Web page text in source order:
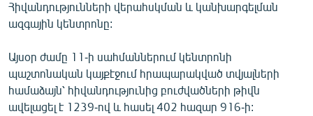
ՁԳՏԵԼՈՎ ԼԱՎԱԳՈՒՅՆԻՆ
Հայերեն
English
Հիվանդությունների վերահսկման և կանխարգելման
ազգային կենտրոնը:
Այսօր ժամը 11-ի սահմաններում կենտրոնի
պաշտոնական կայքէջում հրապարակված տվյալների
համաձայն՝ հիվանդությունից բուժվածների թիվն
ավելացել է 1239-ով և հասել 402 հազար 916-ի: